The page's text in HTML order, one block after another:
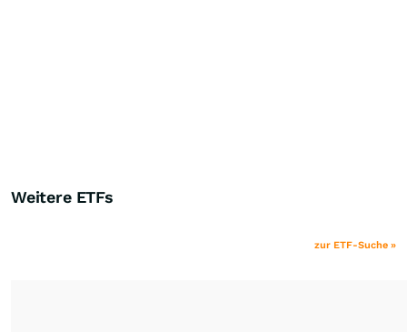
Weitere ETFs
zur ETF-Suche »